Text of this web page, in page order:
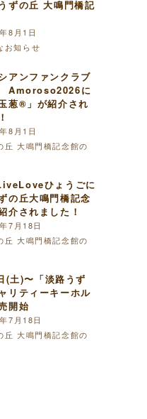
ずの丘 大鳴門橋記
8月1日
お知らせ
アンファンクラブ
Amoroso2026に
葱®︎」が紹介され
8月1日
丘 大鳴門橋記念館の
ひょうごに
の丘大鳴門橋記念
介されました！
7月18日
丘 大鳴門橋記念館の
(土)〜「淡路うず
リティーキーホル
開始
7月18日
丘 大鳴門橋記念館の